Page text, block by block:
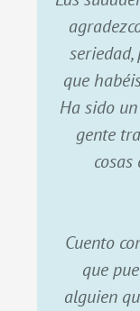
que
Ha sido
gente
cosas
Cuento
que
alguien